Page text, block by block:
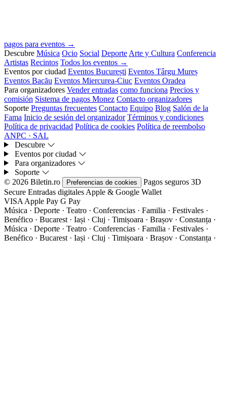
pagos para eventos →
Descubre Música Ocio Social Deporte Arte y Cultura Conferencia
Artistas Recintos Todos los eventos →
Eventos por ciudad Eventos București Eventos Târgu Mureș
Eventos Bacău Eventos Miercurea-Ciuc Eventos Oradea
Para organizadores Vender entradas como funciona Precios y
comisión Sistema de pagos Monez Contacto organizadores
Soporte Preguntas frecuentes Contacto Equipo Blog Salón de la
Fama Inicio de sesión del organizador Términos y condiciones
Política de privacidad Política de cookies Política de reembolso
ANPC · SAL
Descubre
Eventos por ciudad
Para organizadores
Soporte
© 2026 Biletin.ro
Preferencias de cookies Pagos seguros 3D
Secure Entradas digitales Apple & Google Wallet
VISA Apple Pay G Pay
Música · Deporte · Teatro · Conferencias · Familia · Festivales ·
Benéfico · Bucarest · Iași · Cluj · Timișoara · Brașov · Constanța ·
Música · Deporte · Teatro · Conferencias · Familia · Festivales ·
Benéfico · Bucarest · Iași · Cluj · Timișoara · Brașov · Constanța ·